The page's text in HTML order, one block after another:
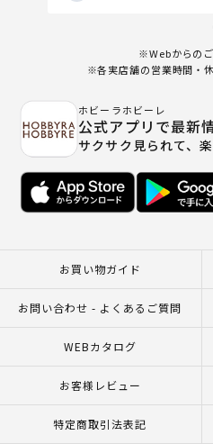
※Webからの
※各実店舗の営業時間・
ホビーラホビーレ
公式アプリで最新
サクサク見られて、
お買い物ガイド
お問い合わせ - よくあるご質問
WEBカタログ
お客様レビュー
特定商取引法表記